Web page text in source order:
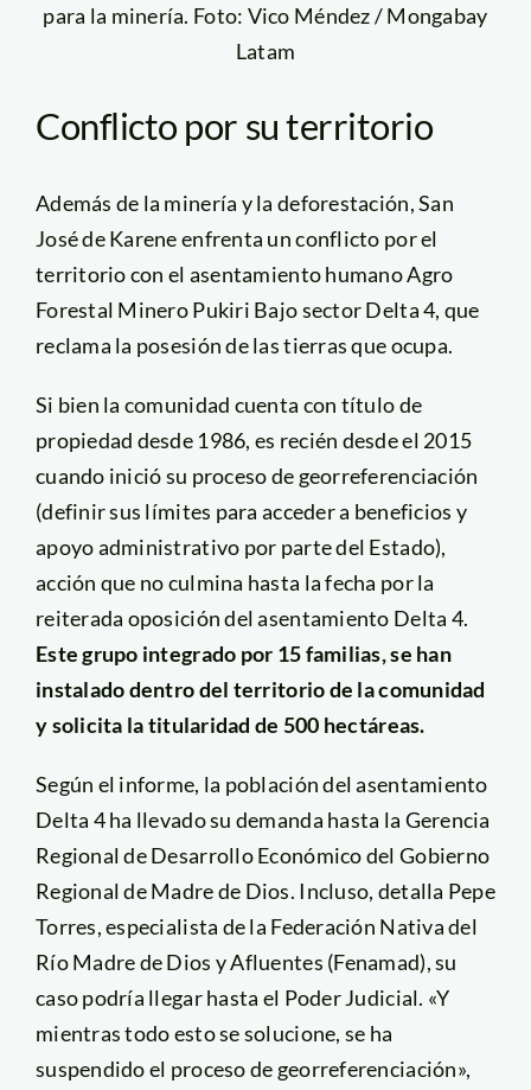
para la minería. Foto: Vico Méndez / Mongabay
Latam
Conflicto por su territorio
Además de la minería y la deforestación, San
José de Karene enfrenta un conflicto por el
territorio con el asentamiento humano Agro
Forestal Minero Pukiri Bajo sector Delta 4, que
reclama la posesión de las tierras que ocupa.
Si bien la comunidad cuenta con título de
propiedad desde 1986, es recién desde el 2015
cuando inició su proceso de georreferenciación
(definir sus límites para acceder a beneficios y
apoyo administrativo por parte del Estado),
acción que no culmina hasta la fecha por la
reiterada oposición del asentamiento Delta 4.
Este grupo integrado por 15 familias, se han
instalado dentro del territorio de la comunidad
y solicita la titularidad de 500 hectáreas.
Según el informe, la población del asentamiento
Delta 4 ha llevado su demanda hasta la Gerencia
Regional de Desarrollo Económico del Gobierno
Regional de Madre de Dios. Incluso, detalla Pepe
Torres, especialista de la Federación Nativa del
Río Madre de Dios y Afluentes (Fenamad), su
caso podría llegar hasta el Poder Judicial. «Y
mientras todo esto se solucione, se ha
suspendido el proceso de georreferenciación»,